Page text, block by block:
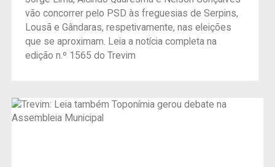
vão concorrer pelo PSD às freguesias de Serpins,
Lousã e Gândaras, respetivamente, nas eleições
que se aproximam. Leia a notícia completa na
edição n.º 1565 do Trevim